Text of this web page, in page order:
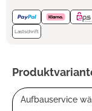
Lastschrift
Aufbauservice